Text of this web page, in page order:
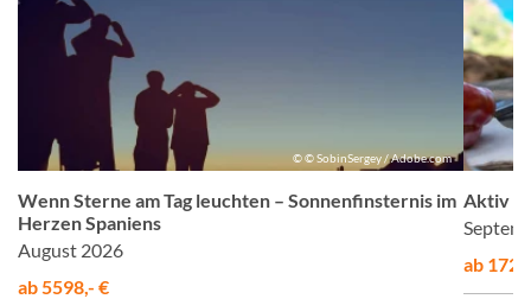
© © SobinSergey / Adobe.com
Wenn Sterne am Tag leuchten – Sonnenfinsternis im
Herzen Spaniens
August 2026
ab 5598,- €
Aktiv &
ab